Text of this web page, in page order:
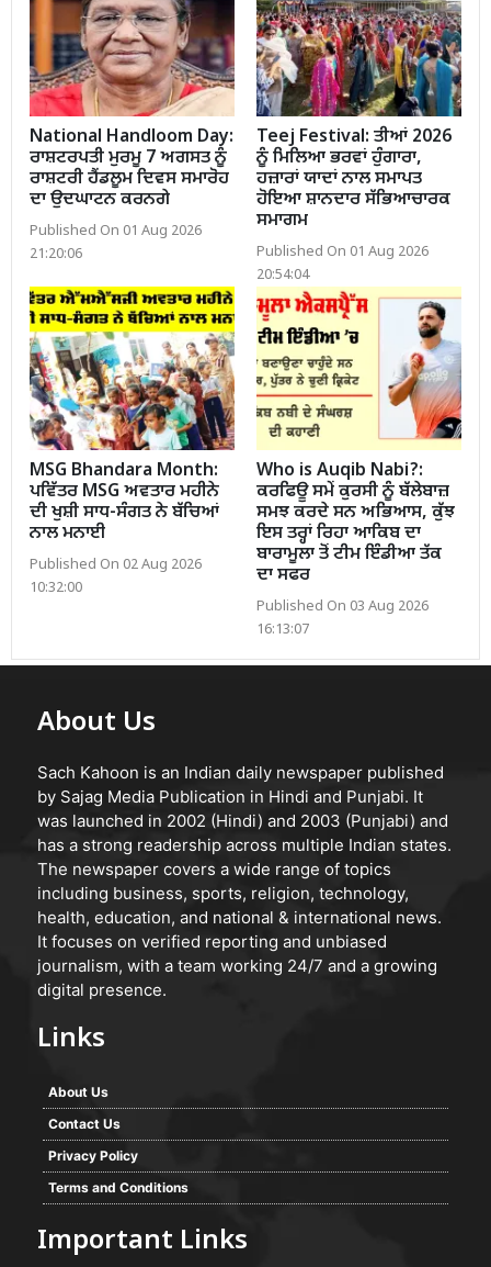
National Handloom Day:
ਰਾਸ਼ਟਰਪਤੀ ਮੁਰਮੂ 7 ਅਗਸਤ ਨੂੰ
ਰਾਸ਼ਟਰੀ ਹੈਂਡਲੂਮ ਦਿਵਸ ਸਮਾਰੋਹ
ਦਾ ਉਦਘਾਟਨ ਕਰਨਗੇ
Published On 01 Aug 2026
21:20:06
Teej Festival: ਤੀਆਂ 2026
ਨੂੰ ਮਿਲਿਆ ਭਰਵਾਂ ਹੁੰਗਾਰਾ,
ਹਜ਼ਾਰਾਂ ਯਾਦਾਂ ਨਾਲ ਸਮਾਪਤ
ਹੋਇਆ ਸ਼ਾਨਦਾਰ ਸੱਭਿਆਚਾਰਕ
ਸਮਾਗਮ
Published On 01 Aug 2026
20:54:04
MSG Bhandara Month:
ਪਵਿੱਤਰ MSG ਅਵਤਾਰ ਮਹੀਨੇ
ਦੀ ਖੁਸ਼ੀ ਸਾਧ-ਸੰਗਤ ਨੇ ਬੱਚਿਆਂ
ਨਾਲ ਮਨਾਈ
Published On 02 Aug 2026
10:32:00
Who is Auqib Nabi?:
ਕਰਫਿਊ ਸਮੇਂ ਕੁਰਸੀ ਨੂੰ ਬੱਲੇਬਾਜ਼
ਸਮਝ ਕਰਦੇ ਸਨ ਅਭਿਆਸ, ਕੁੱਝ
ਇਸ ਤਰ੍ਹਾਂ ਰਿਹਾ ਆਕਿਬ ਦਾ
ਬਾਰਾਮੂਲਾ ਤੋਂ ਟੀਮ ਇੰਡੀਆ ਤੱਕ
ਦਾ ਸਫਰ
Published On 03 Aug 2026
16:13:07
About Us
Sach Kahoon is an Indian daily newspaper published
by Sajag Media Publication in Hindi and Punjabi. It
was launched in 2002 (Hindi) and 2003 (Punjabi) and
has a strong readership across multiple Indian states.
The newspaper covers a wide range of topics
including business, sports, religion, technology,
health, education, and national & international news.
It focuses on verified reporting and unbiased
journalism, with a team working 24/7 and a growing
digital presence.
Links
About Us
Contact Us
Privacy Policy
Terms and Conditions
Important Links